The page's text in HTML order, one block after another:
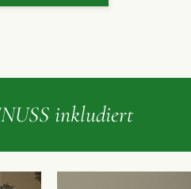
inkludiert